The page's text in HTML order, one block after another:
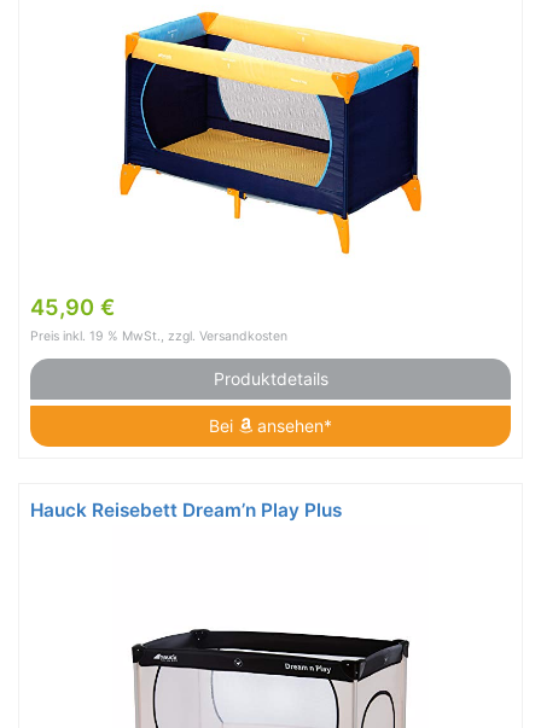
45,90 €
Preis inkl. 19 % MwSt., zzgl. Versandkosten
Produktdetails
Bei ansehen*
Hauck Reisebett Dream’n Play Plus